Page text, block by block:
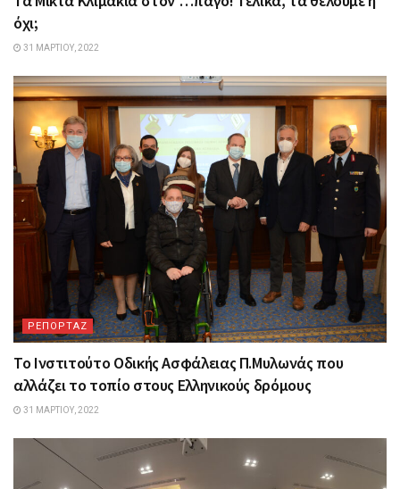
όχι;
31 ΜΑΡΤΊΟΥ, 2022
ΡΕΠΟΡΤΑΖ
Το Ινστιτούτο Οδικής Ασφάλειας Π.Μυλωνάς που
αλλάζει το τοπίο στους Ελληνικούς δρόμους
31 ΜΑΡΤΊΟΥ, 2022